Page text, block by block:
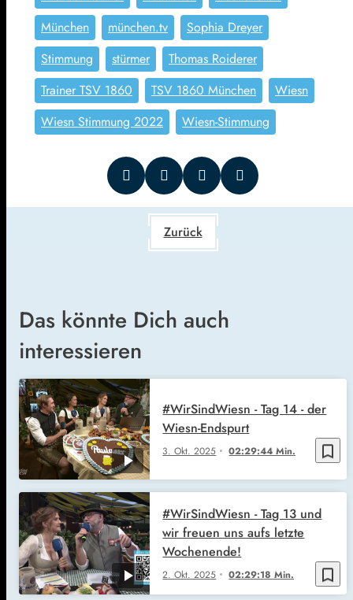
München
münchen.tv
Sophia Dreyer
Stimmung
stürmer
Thomas Roiderer
Trainer TSV 1860
TSV 1860 München
Wiesn
Wiesn Stimmung 2022
Wiesn-Stimmung
Zurück
Das könnte Dich auch
interessieren
bookmark_border
3. Okt. 2025 02:29:44 Min.
#WirSindWiesn - Tag 14 - der
Wiesn-Endspurt
bookmark_border
2. Okt. 2025 02:29:18 Min.
#WirSindWiesn - Tag 13 und
wir freuen uns aufs letzte
Wochenende!